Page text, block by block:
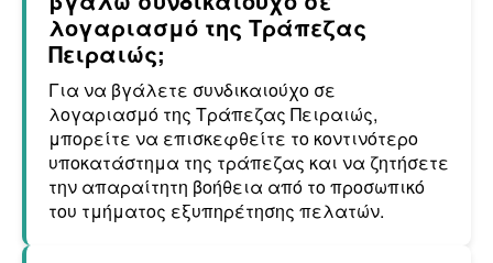
λογαριασμό της Τράπεζας
Πειραιώς;
Για να βγάλετε συνδικαιούχο σε
λογαριασμό της Τράπεζας Πειραιώς,
μπορείτε να επισκεφθείτε το κοντινότερο
υποκατάστημα της τράπεζας και να ζητήσετε
την απαραίτητη βοήθεια από το προσωπικό
του τμήματος εξυπηρέτησης πελατών.